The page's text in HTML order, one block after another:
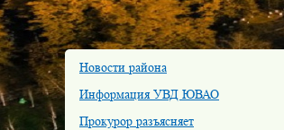
Новости района
Информация УВД ЮВАО
Прокурор разъясняет